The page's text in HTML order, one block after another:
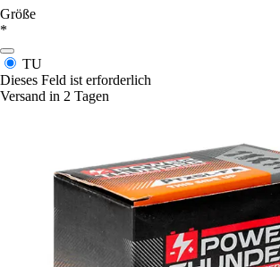
Größe
*
TU
Dieses Feld ist erforderlich
Versand in 2 Tagen